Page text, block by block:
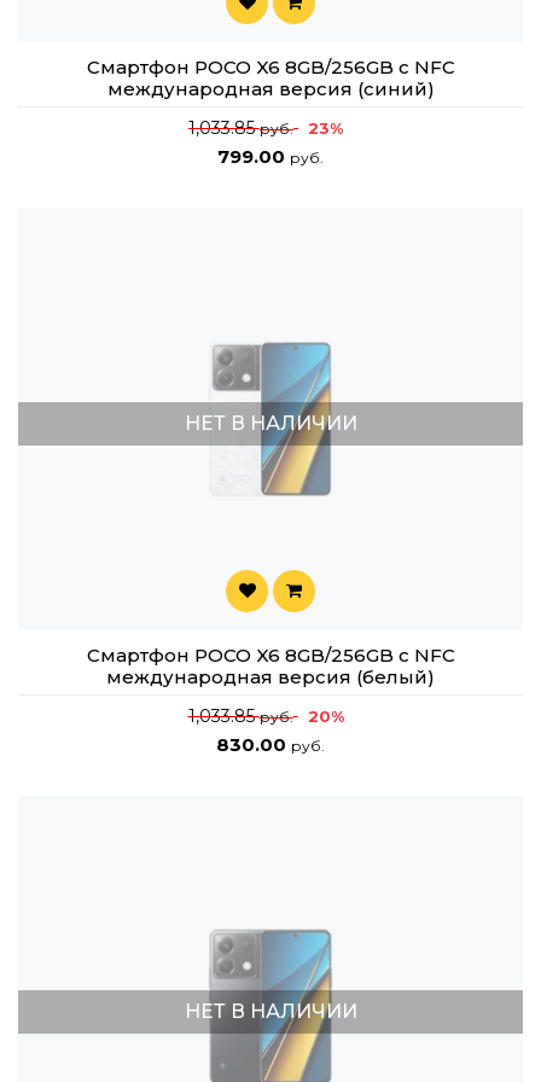
Смартфон POCO X6 8GB/256GB с NFC
международная версия (синий)
1,033.85руб. 23%
799.00 руб.
НЕТ В НАЛИЧИИ
Смартфон POCO X6 8GB/256GB с NFC
международная версия (белый)
1,033.85руб. 20%
830.00 руб.
НЕТ В НАЛИЧИИ